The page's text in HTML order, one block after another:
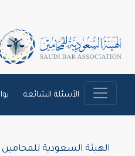
الأسئلة الشائعة
الهيئة السعودية للمحامين